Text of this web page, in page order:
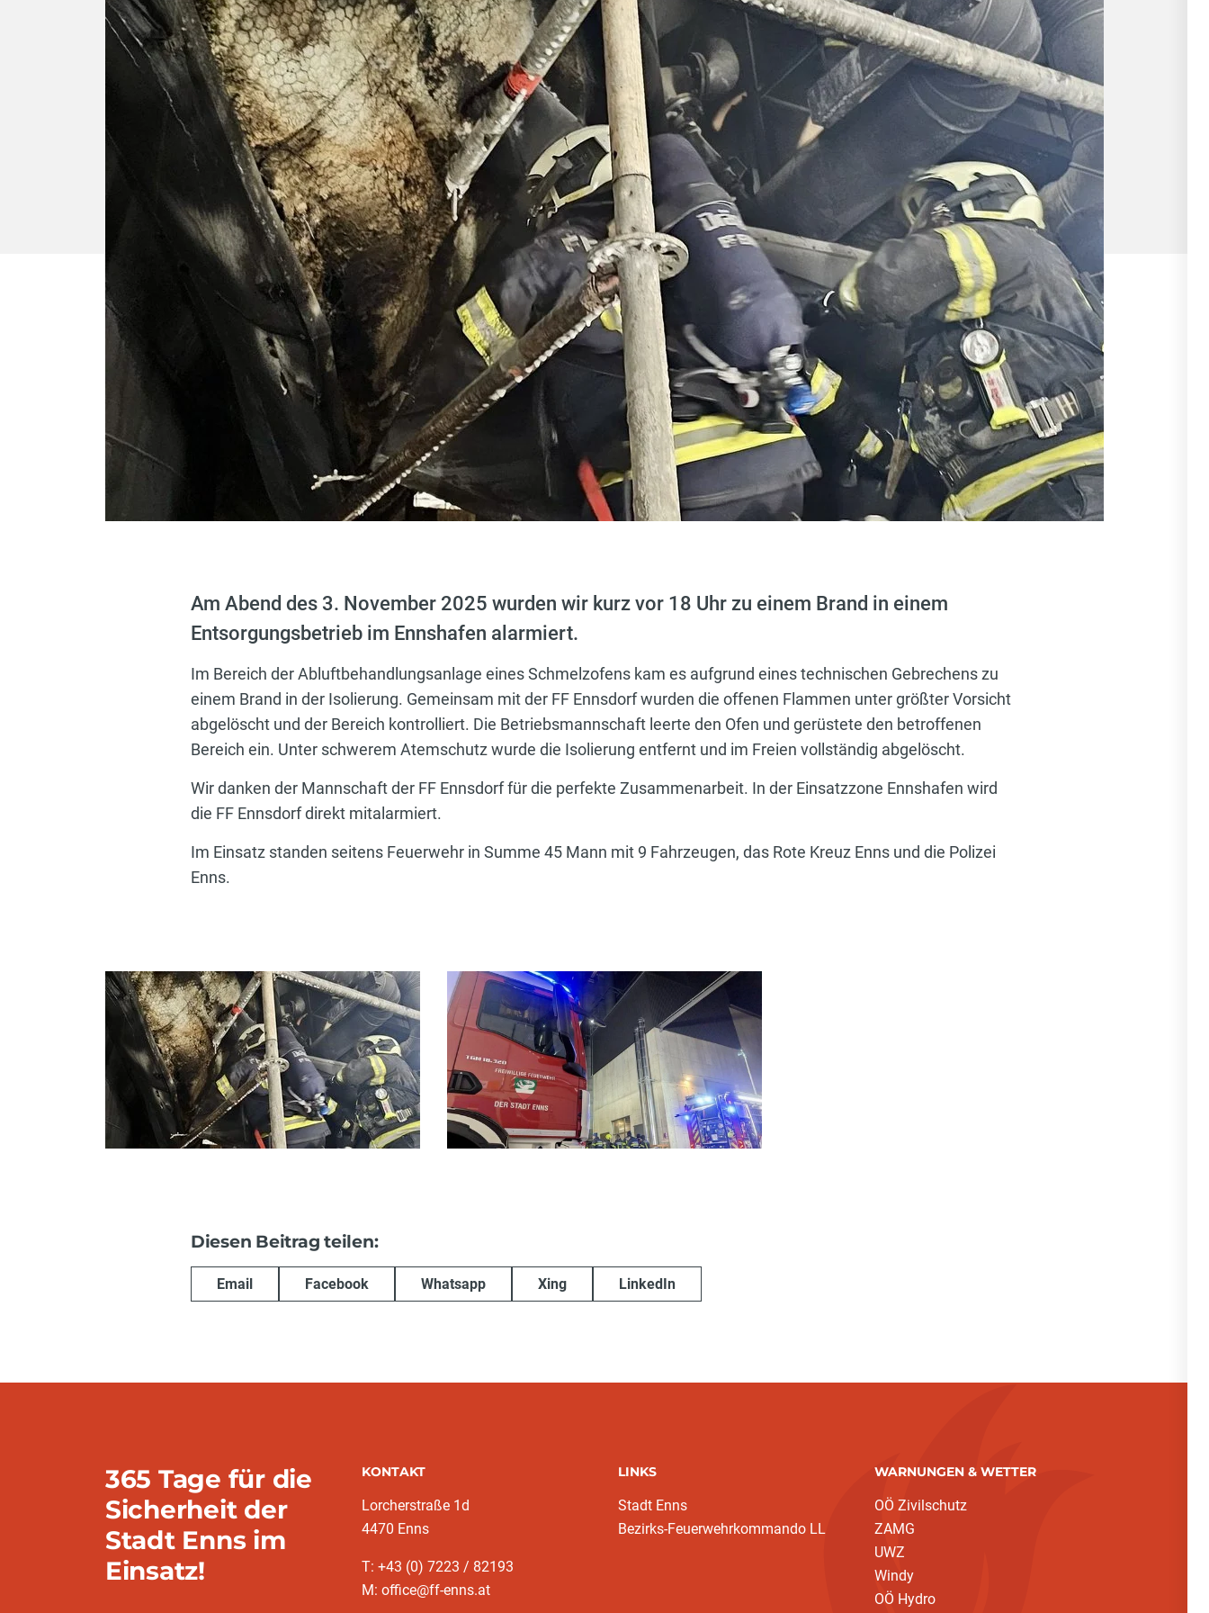
Am Abend des 3. November 2025 wurden wir kurz vor 18 Uhr zu einem Brand in einem
Entsorgungsbetrieb im Ennshafen alarmiert.
Im Bereich der Abluftbehandlungsanlage eines Schmelzofens kam es aufgrund eines technischen Gebrechens zu
einem Brand in der Isolierung. Gemeinsam mit der FF Ennsdorf wurden die offenen Flammen unter größter Vorsicht
abgelöscht und der Bereich kontrolliert. Die Betriebsmannschaft leerte den Ofen und gerüstete den betroffenen
Bereich ein. Unter schwerem Atemschutz wurde die Isolierung entfernt und im Freien vollständig abgelöscht.
Wir danken der Mannschaft der FF Ennsdorf für die perfekte Zusammenarbeit. In der Einsatzzone Ennshafen wird
die FF Ennsdorf direkt mitalarmiert.
Im Einsatz standen seitens Feuerwehr in Summe 45 Mann mit 9 Fahrzeugen, das Rote Kreuz Enns und die Polizei
Enns.
Diesen Beitrag teilen:
Email Facebook Whatsapp Xing LinkedIn
365 Tage für die
Sicherheit der
Stadt Enns im
Einsatz!
KONTAKT
Lorcherstraße 1d
4470 Enns
T: +43 (0) 7223 / 82193
M: office@ff-enns.at
LINKS
Stadt Enns
Bezirks-Feuerwehrkommando LL
WARNUNGEN & WETTER
OÖ Zivilschutz
ZAMG
UWZ
Windy
OÖ Hydro